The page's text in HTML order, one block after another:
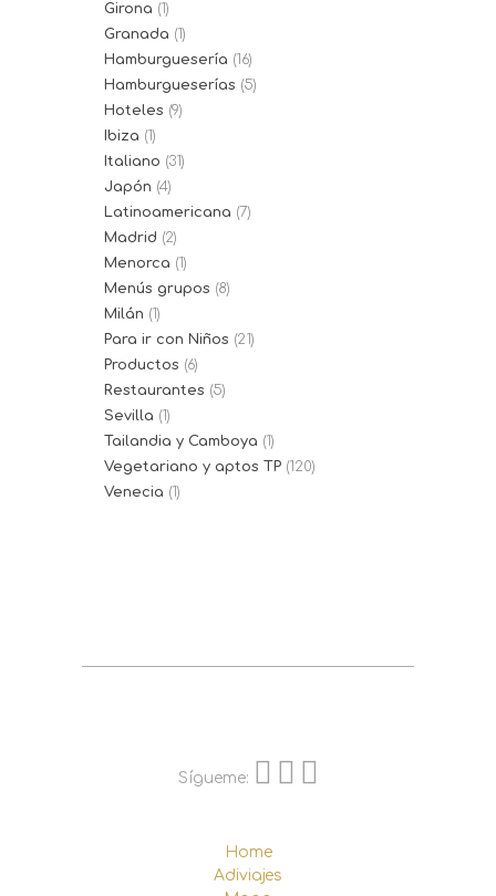
Girona (1)
Granada (1)
Hamburguesería (16)
Hamburgueserías (5)
Hoteles (9)
Ibiza (1)
Italiano (31)
Japón (4)
Latinoamericana (7)
Madrid (2)
Menorca (1)
Menús grupos (8)
Milán (1)
Para ir con Niños (21)
Productos (6)
Restaurantes (5)
Sevilla (1)
Tailandia y Camboya (1)
Vegetariano y aptos TP (120)
Venecia (1)
Sígueme:
Home
Adiviajes